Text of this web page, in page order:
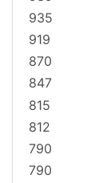
935
919
870
847
815
812
790
790